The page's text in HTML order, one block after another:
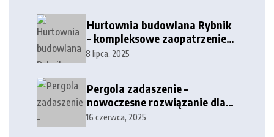
Hurtownia budowlana Rybnik
– kompleksowe zaopatrzenie
dla firm i klientów
8 lipca, 2025
Pergola zadaszenie –
nowoczesne rozwiązanie dla
tarasów i przestrzeni
16 czerwca, 2025